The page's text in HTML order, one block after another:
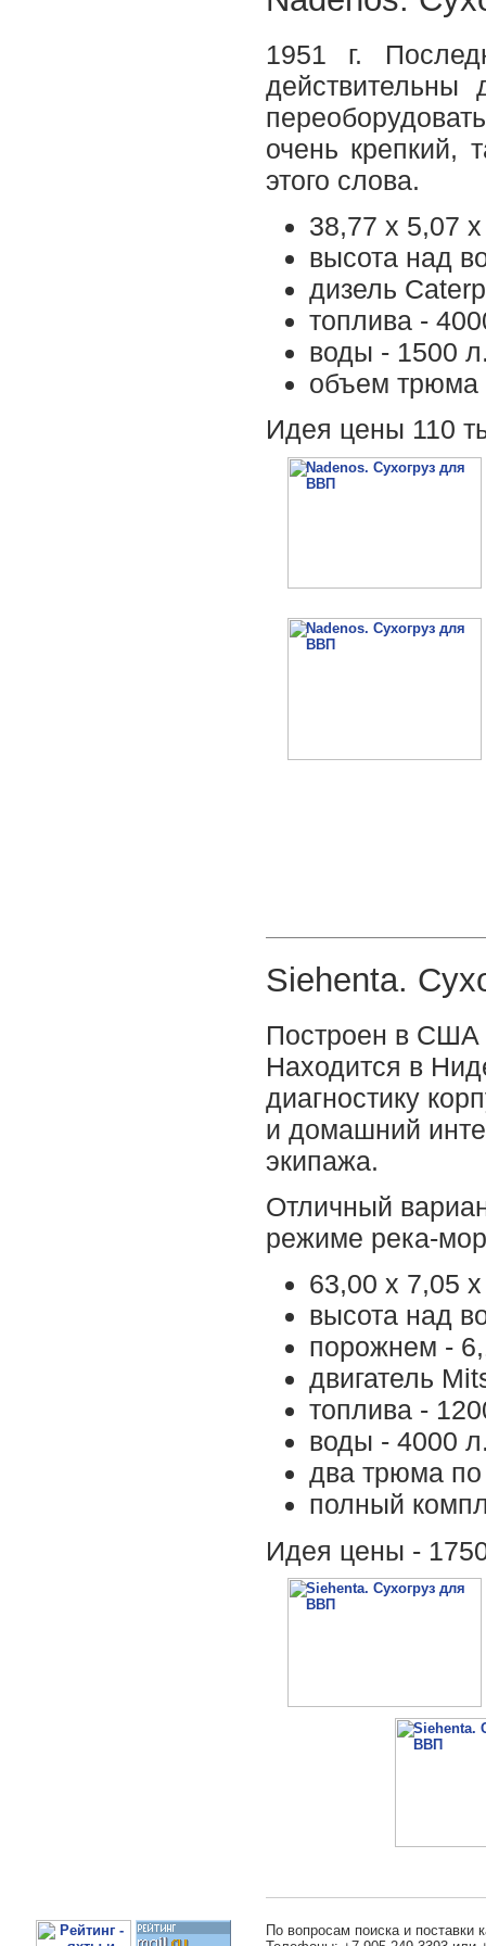
1951 г.
очень крепкий,
этого слова.
38,77 х 5,07
высота над
дизель
топлива -
воды - 1500
объем трюма
Идея цены 110
Siehenta.
Построен в США
Находится в
диагностику
и домашний
экипажа.
Отличный
режиме река-
63,00 х 7,05
высота над
порожнем -
двигатель
топлива -
воды - 4000
два трюма
полный
Идея цены -
По вопросам поиска и поставки